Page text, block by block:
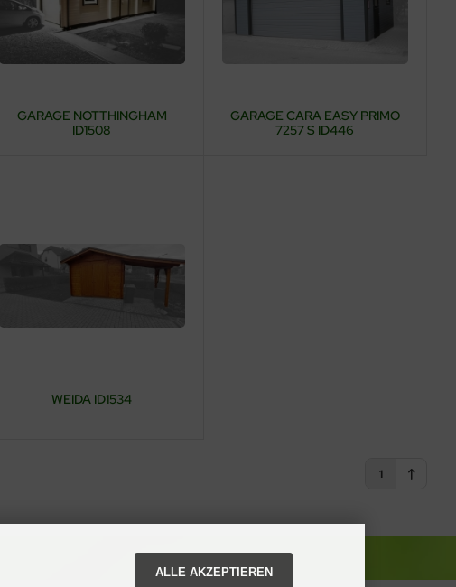
GARAGE NOTTHINGHAM
ID1508
GARAGE CARA EASY PRIMO
7257 S ID446
WEIDA ID1534
1
ALLE AKZEPTIEREN